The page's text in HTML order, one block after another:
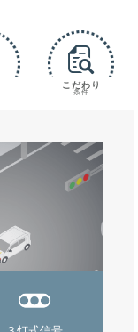
こだわり
条件